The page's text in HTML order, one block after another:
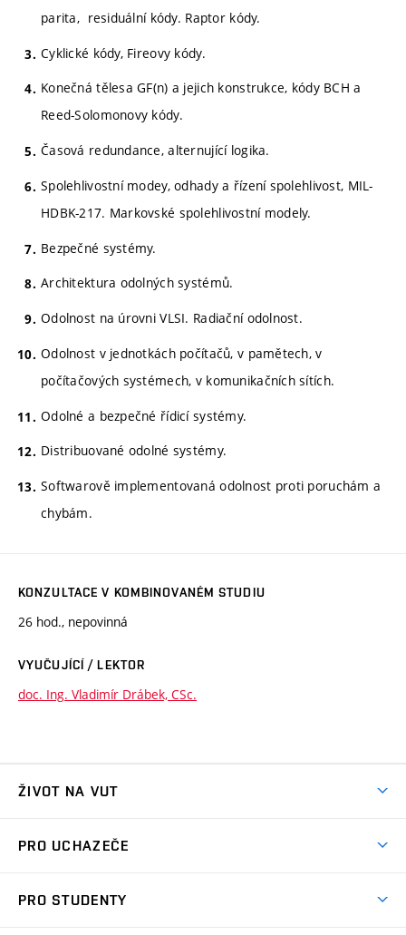
parita, residuální kódy. Raptor kódy.
Cyklické kódy, Fireovy kódy.
Konečná tělesa GF(n) a jejich konstrukce, kódy BCH a
Reed-Solomonovy kódy.
Časová redundance, alternující logika.
Spolehlivostní modey, odhady a řízení spolehlivost, MIL-
HDBK-217. Markovské spolehlivostní modely.
Bezpečné systémy.
Architektura odolných systémů.
Odolnost na úrovni VLSI. Radiační odolnost.
Odolnost v jednotkách počítačů, v pamětech, v
počítačových systémech, v komunikačních sítích.
Odolné a bezpečné řídicí systémy.
Distribuované odolné systémy.
Softwarově implementovaná odolnost proti poruchám a
chybám.
KONZULTACE V KOMBINOVANÉM STUDIU
26 hod., nepovinná
VYUČUJÍCÍ / LEKTOR
doc. Ing. Vladimír Drábek, CSc.
ŽIVOT NA VUT
Koleje
PRO UCHAZEČE
PRO STUDENTY